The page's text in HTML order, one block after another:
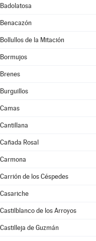
Badolatosa
Benacazón
Bollullos de la Mitación
Bormujos
Brenes
Burguillos
Camas
Cantillana
Cañada Rosal
Carmona
Carrión de los Céspedes
Casariche
Castilblanco de los Arroyos
Castilleja de Guzmán